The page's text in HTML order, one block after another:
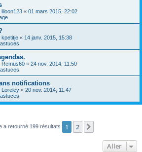
liloon123 « 01 mars 2015, 22:02
kpetitje « 14 janv. 2015, 15:38
Remus60 « 24 nov. 2014, 11:50
notifications
Loreley « 20 nov. 2014, 11:47
a retourné 199 résultats 1 2
Aller